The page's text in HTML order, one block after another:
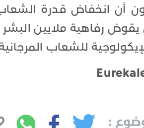
أن انخفاض قدرة
يقوض رفاهية ملايين
للشعاب
: